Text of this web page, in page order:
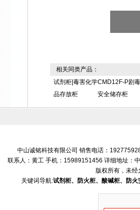
相关同类产品：
试剂柜|毒害化学
品存放柜
CMD12F-P剧毒
安全储存柜
中山诚铭科技有限公司 销售电话：
联系人：黄工 手机：15989151456 详细地址：
版权所有，未经
关键词导航:试剂柜、防火柜、酸碱柜、防